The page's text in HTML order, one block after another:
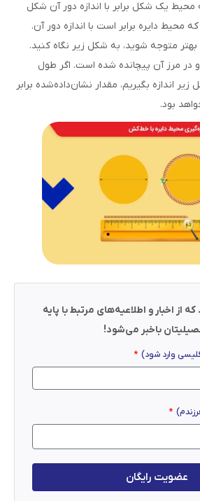
محیط یک شکل برابر با اندازه دور آن شکل
دایره برابر است با اندازه دور آن.
بهتر متوجه شوید، به شکل زیر نگاه کنید.
در مرز آن پیچانده شده است. اگر طول
اندازه بگیریم، مقدار نشان‌داده‌شده برابر
بود.
از اخبار و اطلاعیه‌های مرتبط با پایه
باخبر می‌شود!
وارد شود)
عضویت رایگان